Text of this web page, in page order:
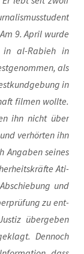
9. April wur­de
in al-Rabieh in
als
in
fil­men woll­te.
ihn nicht über
ver­hör­ten ihn
Anga­ben sei­nes
Ati­
und
zu ent­
über­ge­ben
Den­noch